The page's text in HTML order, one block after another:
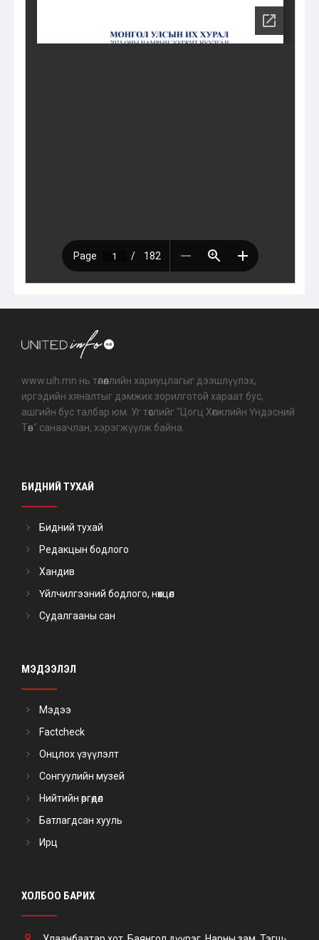
www.uih.mn нь төлөөллийн хариуцлагыг дээшлүүлэх,
иргэдийн хяналтыг дэмжих зорилготой хараат бус,
ашгийн бус талбар юм. Уг төслийг "Цогц Хөгжлийн Үндэсний
Төв" санаачлан, хэрэгжүүлж байна.
БИДНИЙ ТУХАЙ
Бидний тухай
Редакцын бодлого
Хандив
Үйлчилгээний бодлого, нөхцөл
Судалгааны сан
МЭДЭЭЛЭЛ
Мэдээ
Factcheck
Онцлох үзүүлэлт
Сонгуулийн музей
Нийтийн өргөдөл
Батлагдсан хууль
Ирц
ХОЛБОО БАРИХ